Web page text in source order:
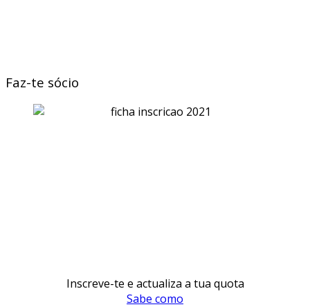
Faz-te sócio
Inscreve-te e actualiza a tua quota
Sabe como